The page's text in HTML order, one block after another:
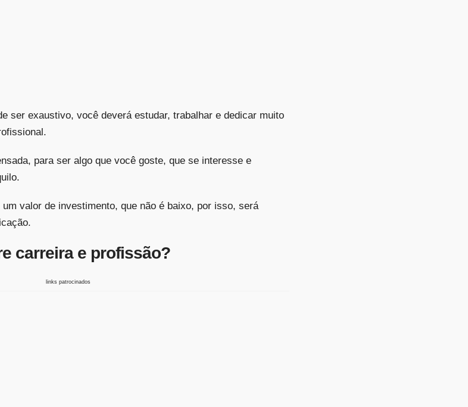
ser exaustivo, você deverá estudar, trabalhar e dedicar muito
para ser algo que você goste, que se interesse e
valor de investimento, que não é baixo, por isso, será
carreira e profissão?
links patrocinados